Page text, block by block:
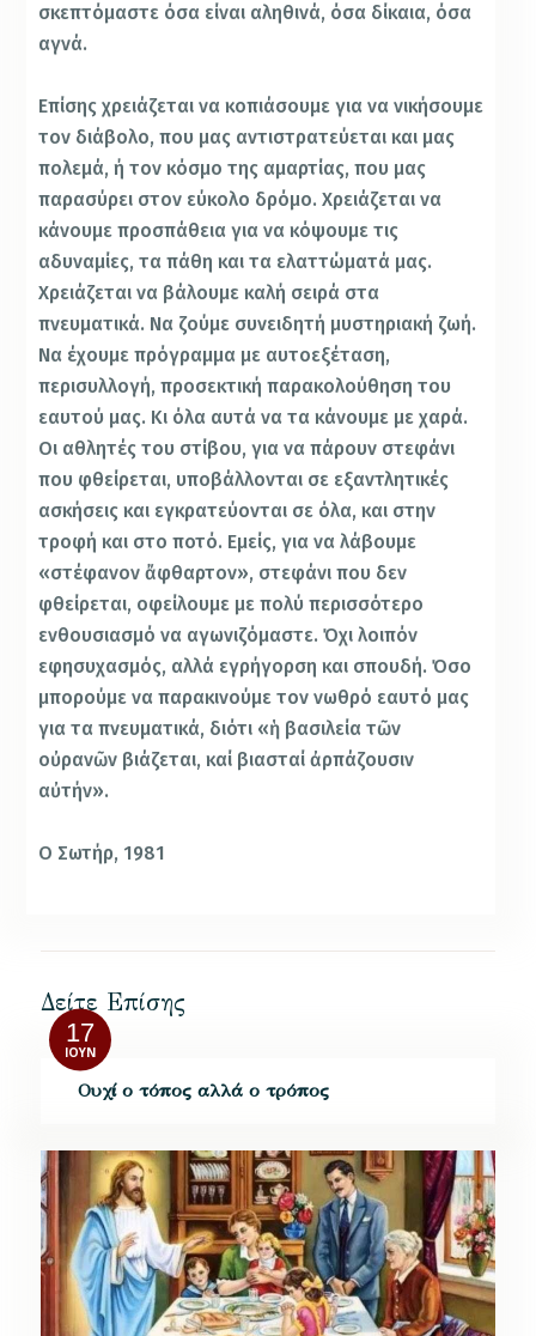
σκεπτόμαστε όσα είναι αληθινά, όσα δίκαια, όσα
αγνά.
Επίσης χρειάζεται να κοπιάσουμε για να νικήσουμε
τον διάβολο, που µας αντιστρατεύεται και µας
πολεμά, ή τον κόσμο της αμαρτίας, που µας
παρασύρει στον εύκολο δρόμο. Χρειάζεται να
κάνουμε προσπάθεια για να κόψουμε τις
αδυναμίες, τα πάθη και τα ελαττώματά µας.
Χρειάζεται να βάλουμε καλή σειρά στα
πνευματικά. Να ζούμε συνειδητή μυστηριακή ζωή.
Να έχουμε πρόγραμμα µε αυτοεξέταση,
περισυλλογή, προσεκτική παρακολούθηση του
εαυτού µας. Κι όλα αυτά να τα κάνουμε µε χαρά.
Οι αθλητές του στίβου, για να πάρουν στεφάνι
που φθείρεται, υποβάλλονται σε εξαντλητικές
ασκήσεις και εγκρατεύονται σε όλα, και στην
τροφή και στο ποτό. Εμείς, για να λάβουμε
«στέφανον ἄφθαρτον», στεφάνι που δεν
φθείρεται, οφείλουμε µε πολύ περισσότερο
ενθουσιασμό να αγωνιζόμαστε. Όχι λοιπόν
εφησυχασμός, αλλά εγρήγορση και σπουδή. Όσο
μπορούμε να παρακινούμε τον νωθρό εαυτό µας
για τα πνευματικά, διότι «ἡ βασιλεία τῶν
οὐρανῶν βιάζεται, καί βιασταί ἀρπάζουσιν
αὐτήν».
Ο Σωτήρ, 1981
Δείτε Επίσης
17
ΙΟΎΝ
Ουχί ο τόπος αλλά ο τρόπος